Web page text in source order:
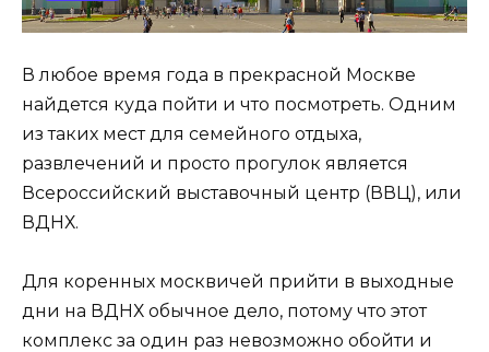
В любое время года в прекрасной Москве
найдется куда пойти и что посмотреть. Одним
из таких мест для семейного отдыха,
развлечений и просто прогулок является
Всероссийский выставочный центр (ВВЦ), или
ВДНХ.
Для коренных москвичей прийти в выходные
дни на ВДНХ обычное дело, потому что этот
комплекс за один раз невозможно обойти и